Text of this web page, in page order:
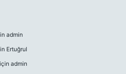
admin
Ertuğrul
için admin